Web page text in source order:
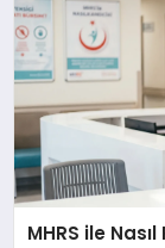
MHRS ile